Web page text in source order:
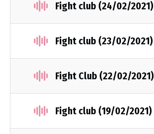
Fight club (24/02/2021)
Fight club (23/02/2021)
Fight Club (22/02/2021)
Fight club (19/02/2021)